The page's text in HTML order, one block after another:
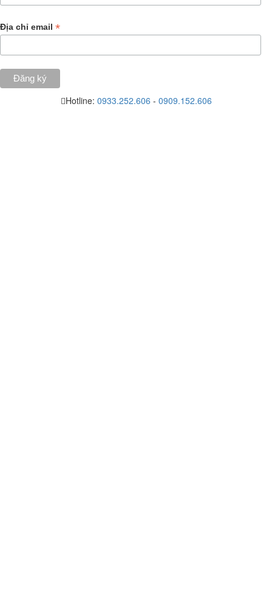
Địa chỉ email *
Hotline: 0933.252.606 - 0909.152.606